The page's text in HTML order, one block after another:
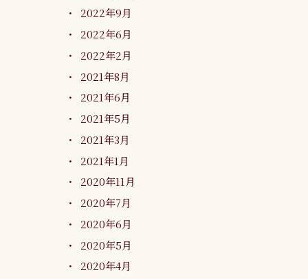
2022年9月
2022年6月
2022年2月
2021年8月
2021年6月
2021年5月
2021年3月
2021年1月
2020年11月
2020年7月
2020年6月
2020年5月
2020年4月